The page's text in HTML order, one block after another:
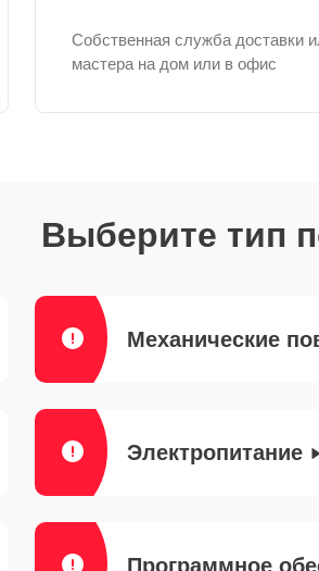
Собственная служба доставки
мастера на дом или в офис
Выберите тип
Механические
Электропитание
Программное